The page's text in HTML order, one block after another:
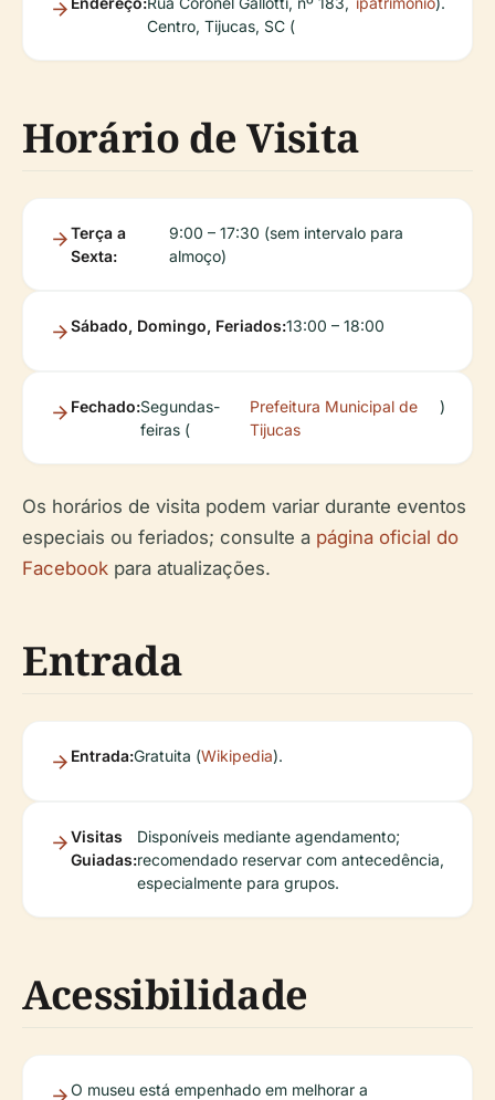
Centro, Tijucas, SC (
Horário de Visita
Terça a
Sexta:
9:00 – 17:30 (sem intervalo para
almoço)
Sábado, Domingo, Feriados:13:00 – 18:00
Fechado:Segundas-
feiras (
Prefeitura Municipal de
Tijucas
)
Os horários de visita podem variar durante eventos
especiais ou feriados; consulte a página oficial do
Facebook para atualizações.
Entrada
Entrada:Gratuita (Wikipedia).
Visitas
Guiadas:
Disponíveis mediante agendamento;
recomendado reservar com antecedência,
especialmente para grupos.
Acessibilidade
O museu está empenhado em melhorar a